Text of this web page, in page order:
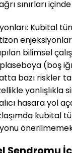
sınırları
Kubital
bilimsel
(boş
bazı riskler
yanlışlıkla
hasara yol
kubital